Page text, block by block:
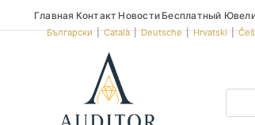
Главная Контакт Новости Бесплатный
Български|Català|Deutsche|Hrvatski|